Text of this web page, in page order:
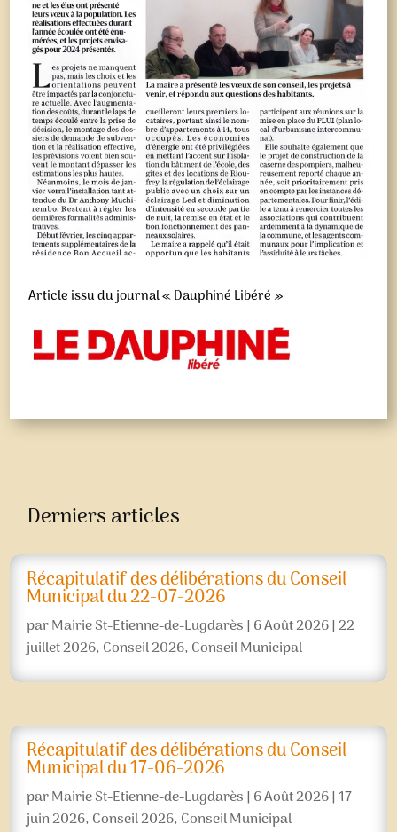
Article issu du journal « Dauphiné Libéré »
Derniers articles
Récapitulatif des délibérations du Conseil
Municipal du 22-07-2026
parMairie St-Etienne-de-Lugdarès| 6 Août 2026|22
juillet 2026, Conseil 2026, Conseil Municipal
Récapitulatif des délibérations du Conseil
Municipal du 17-06-2026
parMairie St-Etienne-de-Lugdarès| 6 Août 2026|17
juin 2026, Conseil 2026, Conseil Municipal